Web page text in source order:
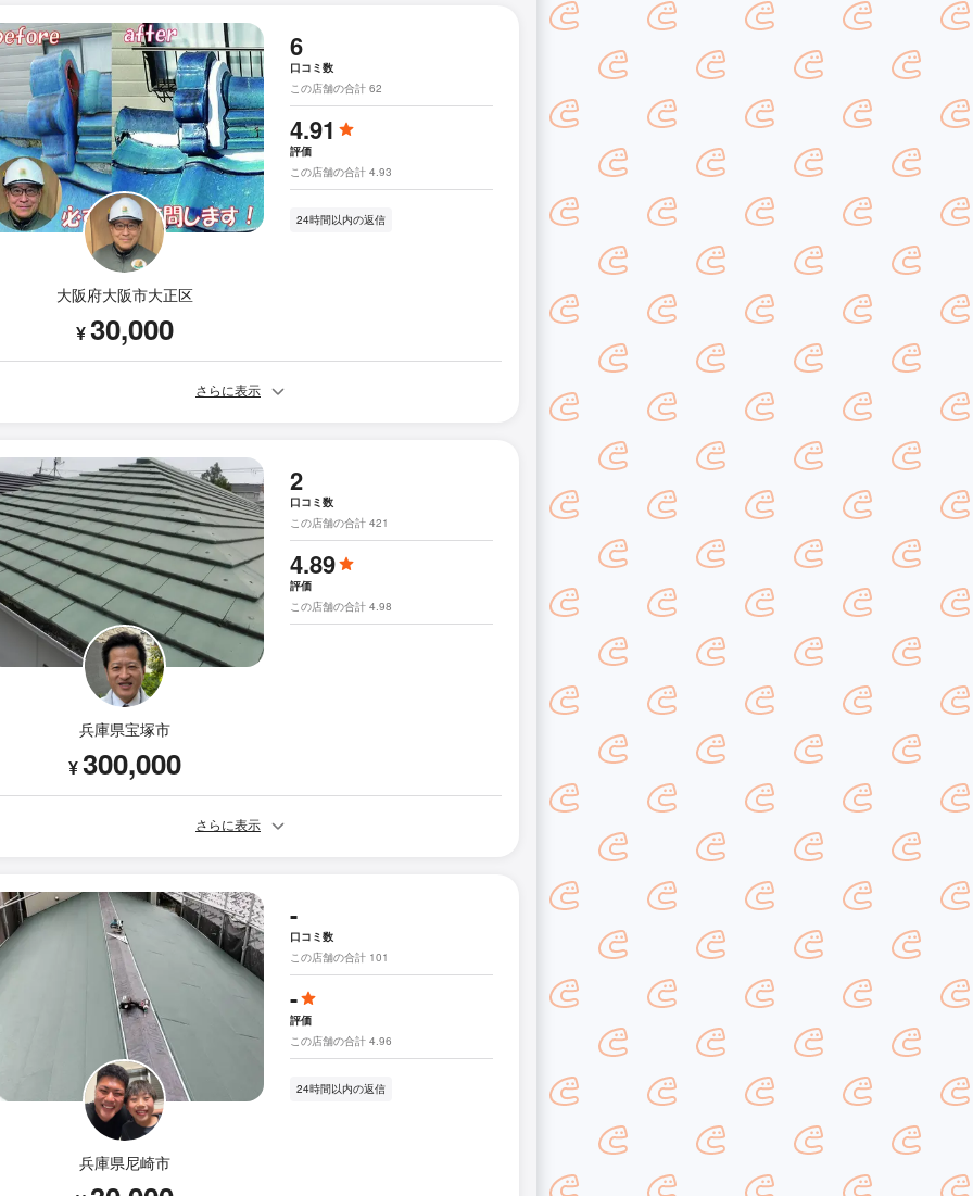
大阪府大阪市大正区
¥30,000
6
口コミ数
この店舗の合計 62
4.91
評価
この店舗の合計 4.93
24時間以内の返信
さらに表示
兵庫県宝塚市
¥300,000
2
口コミ数
この店舗の合計 421
4.89
評価
この店舗の合計 4.98
さらに表示
兵庫県尼崎市
-
口コミ数
この店舗の合計 101
-
評価
この店舗の合計 4.96
24時間以内の返信